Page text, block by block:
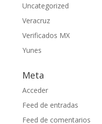
Uncategorized
Veracruz
Verificados MX
Yunes
Meta
Acceder
Feed de entradas
Feed de comentarios